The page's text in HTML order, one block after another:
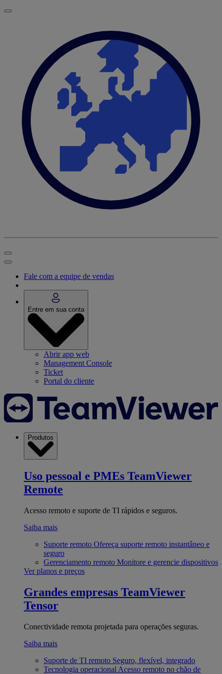
Fale com a equipe de vendas
Entre em sua conta
Abrir app web
Management Console
Ticket
Portal do cliente
Produtos
Uso pessoal e PMEs TeamViewer
Remote
Acesso remoto e suporte de TI rápidos e seguros.
Saiba mais
Suporte remoto Ofereça suporte remoto instantâneo e
seguro
Gerenciamento remoto Monitore e gerencie dispositivos
Ver planos e preços
Grandes empresas TeamViewer
Tensor
Conectividade remota projetada para operações seguras.
Saiba mais
Suporte de TI remoto Seguro, flexível, integrado
Tecnologia operacional Acesso remoto no chão de